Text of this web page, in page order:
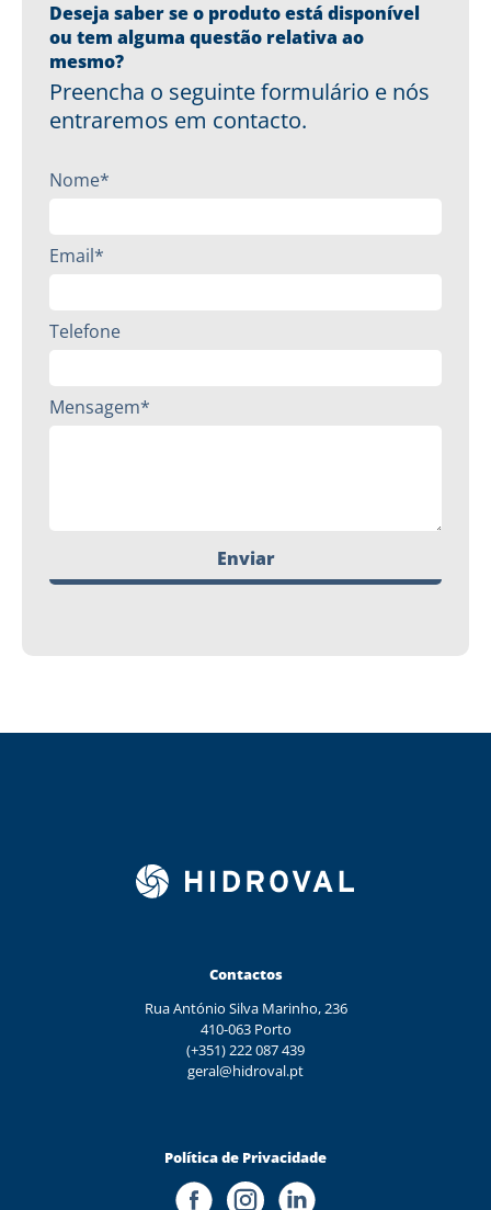
Deseja saber se o produto está disponível
ou tem alguma questão relativa ao
mesmo?
Preencha o seguinte formulário e nós
entraremos em contacto.
Nome*
Email*
Telefone
Mensagem*
Enviar
Contactos
Rua António Silva Marinho, 236
410-063 Porto
(+351) 222 087 439
geral@hidroval.pt
Política de Privacidade